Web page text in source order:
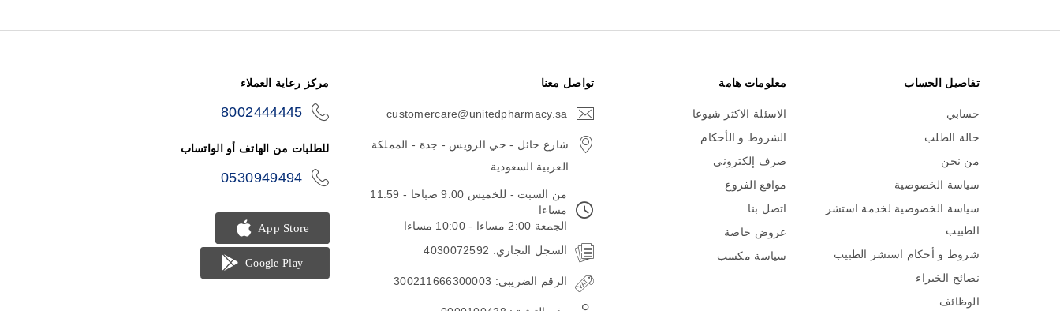
تفاصيل الحساب
حسابي
حالة الطلب
من نحن
سياسة الخصوصية
سياسة الخصوصية لخدمة استشر
الطبيب
شروط و أحكام استشر الطبيب
نصائح الخبراء
الوظائف
معلومات هامة
الاسئلة الاكثر شيوعا
الشروط و الأحكام
صرف إلكتروني
مواقع الفروع
اتصل بنا
عروض خاصة
سياسة مكسب
تواصل معنا
customercare@unitedpharmacy.sa
شارع حائل - حي الرويس - جدة - المملكة
العربية السعودية
من السبت - للخميس 9:00 صباحا - 11:59
مساءا
الجمعة 2:00 مساءا - 10:00 مساءا
السجل التجاري: 4030072592
الرقم الضريبي: 300211666300003
مركز رعاية العملاء
8002444445
للطلبات من الهاتف أو الواتساب
0530949494